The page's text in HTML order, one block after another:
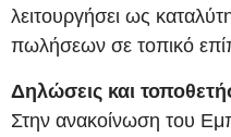
λειτουργήσει ως
πωλήσεων σε τοπικό
Δηλώσεις και
Στην ανακοίνωση του